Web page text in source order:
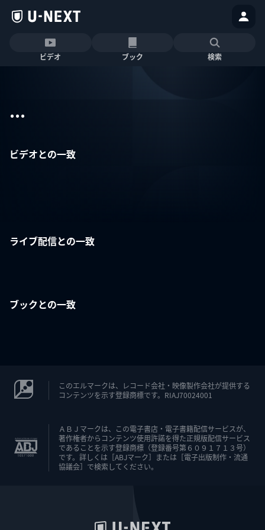
ビデオ ブック 検索
...
ビデオとの一致
ライブ配信との一致
ブックとの一致
このエルマークは、レコード会社・映像製作会社が提供する
コンテンツを示す登録商標です。RIAJ70024001
ＡＢＪマークは、この電子書店・電子書籍配信サービスが、
著作権者からコンテンツ使用許諾を得た正規版配信サービス
であることを示す登録商標（登録番号第６０９１７１３号）
です。詳しくは［ABJマーク］または［電子出版制作・流通
協議会］で検索してください。